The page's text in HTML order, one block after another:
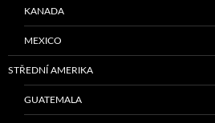
KANADA
MEXICO
STŘEDNÍ AMERIKA
GUATEMALA